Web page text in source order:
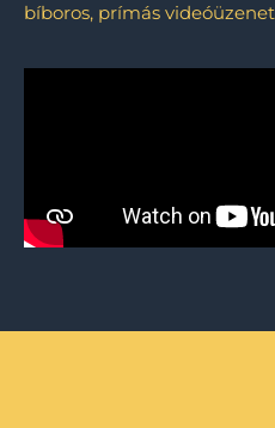
bíboros, prímás